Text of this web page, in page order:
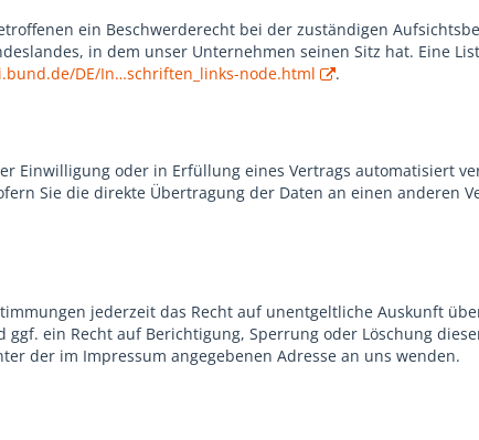
ein Beschwerderecht bei der zuständigen
in dem unser Unternehmen seinen Sitz hat. Eine
DE/In…schriften_links-node.html .
Einwilligung oder in Erfüllung eines Vertrags automatisiert
Sie die direkte Übertragung der Daten an einen anderen
jederzeit das Recht auf unentgeltliche Auskunft
ein Recht auf Berichtigung, Sperrung oder Löschung
der im Impressum angegebenen Adresse an uns wenden.